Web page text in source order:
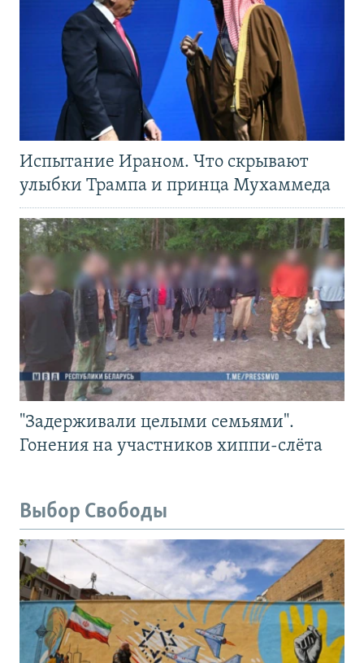
Испытание Ираном. Что скрывают
улыбки Трампа и принца Мухаммеда
"Задерживали целыми семьями".
Гонения на участников хиппи-слёта
Выбор Свободы